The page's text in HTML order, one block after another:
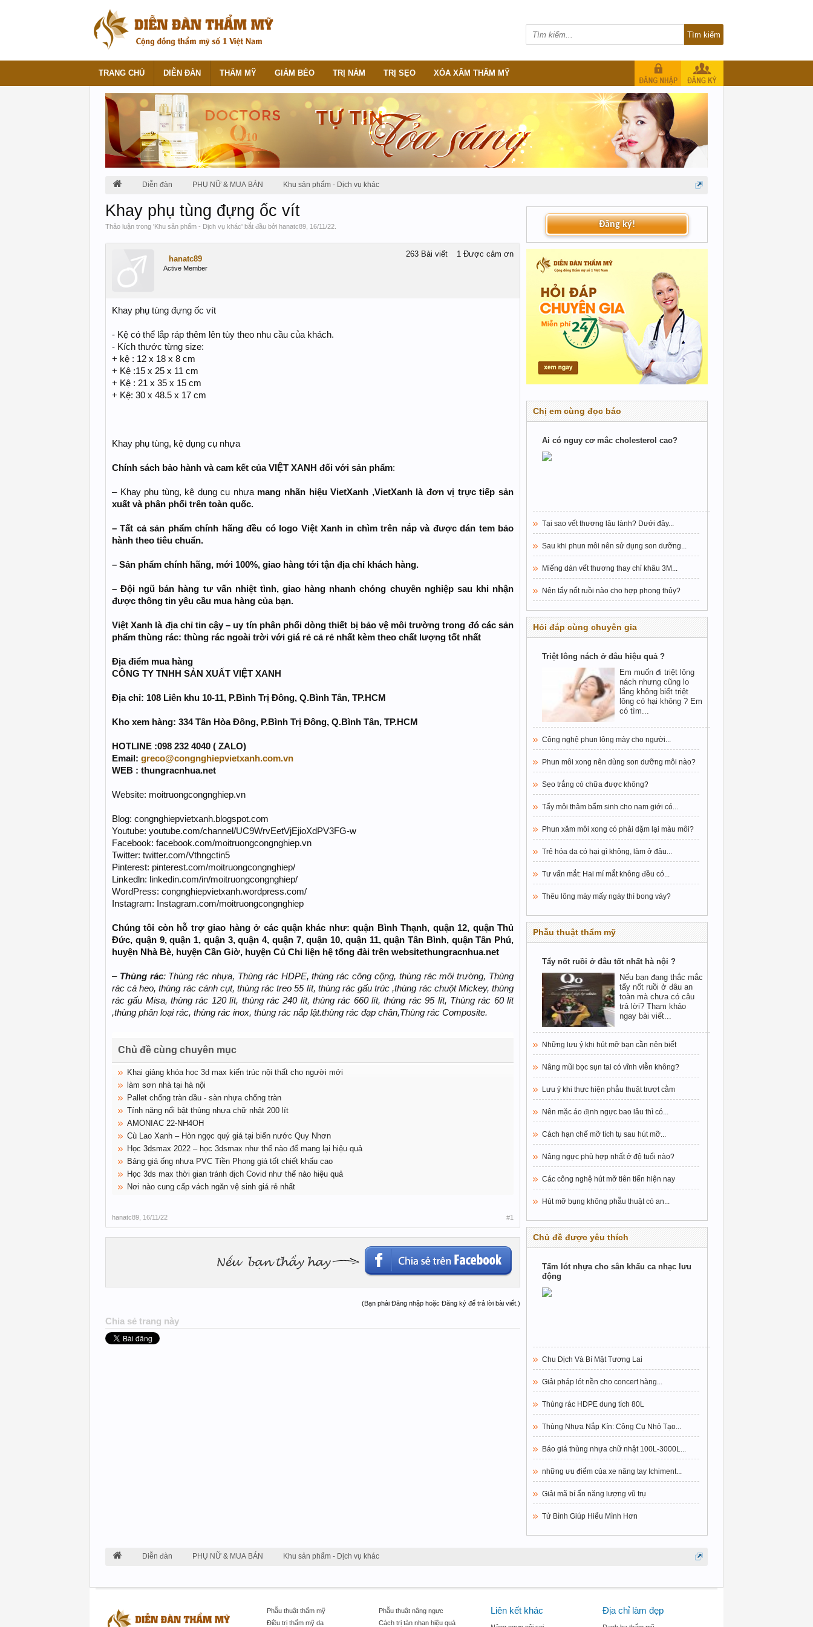
Diễn đàn PHỤ NỮ & MUA BÁN Khu sản phẩm - Dịch vụ khác
Khay phụ tùng đựng ốc vít
Thảo luận trong 'Khu sản phẩm - Dịch vụ khác' bắt đầu bởi hanatc89 16/11/22
hanatc89
Active Member
263 Bài viết 1 Được cảm ơn
Khay phụ tùng đựng ốc vít
- Kệ có thể lắp ráp thêm lên tùy theo nhu cầu của khách.
- Kích thước từng size:
+ kệ : 12 x 18 x 8 cm
+ Kệ :15 x 25 x 11 cm
+ Kệ : 21 x 35 x 15 cm
+ Kệ: 30 x 48.5 x 17 cm
Khay phụ tùng, kệ dụng cụ nhựa
Chính sách bảo hành và cam kết của VIỆT XANH đối với sản phẩm:
– Khay phụ tùng, kệ dụng cụ nhựa mang nhãn hiệu VietXanh ,VietXanh là đơn vị trực tiếp sản
xuất và phân phối trên toàn quốc.
– Tất cả sản phẩm chính hãng đều có logo Việt Xanh in chìm trên nắp và được dán tem bảo
hành theo tiêu chuẩn.
– Sản phẩm chính hãng, mới 100%, giao hàng tới tận địa chỉ khách hàng.
– Đội ngũ bán hàng tư vấn nhiệt tình, giao hàng nhanh chóng chuyên nghiệp sau khi nhận
được thông tin yêu cầu mua hàng của bạn.
Việt Xanh là địa chỉ tin cậy – uy tín phân phối dòng thiết bị bảo vệ môi trường trong đó các sản
phẩm thùng rác: thùng rác ngoài trời với giá rẻ cả rẻ nhất kèm theo chất lượng tốt nhất
Địa điểm mua hàng
CÔNG TY TNHH SẢN XUẤT VIỆT XANH
Địa chỉ: 108 Liên khu 10-11, P.Bình Trị Đông, Q.Bình Tân, TP.HCM
Kho xem hàng: 334 Tân Hòa Đông, P.Bình Trị Đông, Q.Bình Tân, TP.HCM
HOTLINE :098 232 4040 ( ZALO)
Email: greco@congnghiepvietxanh.com.vn
WEB : thungracnhua.net
Website: moitruongcongnghiep.vn
Blog: congnghiepvietxanh.blogspot.com
Youtube: youtube.com/channel/UC9WrvEetVjEjioXdPV3FG-w
Facebook: facebook.com/moitruongcongnghiep.vn
Twitter: twitter.com/Vthngctin5
Pinterest: pinterest.com/moitruongcongnghiep/
Linkedln: linkedin.com/in/moitruongcongnghiep/
WordPress: congnghiepvietxanh.wordpress.com/
Instagram: Instagram.com/moitruongcongnghiep
Chúng tôi còn hỗ trợ giao hàng ở các quận khác như: quận Bình Thạnh, quận 12, quận Thủ
Đức, quận 9, quận 1, quận 3, quận 4, quận 7, quận 10, quận 11, quận Tân Bình, quận Tân Phú,
huyện Nhà Bè, huyện Cần Giờ, huyện Củ Chi liện hệ tổng đài trên websitethungracnhua.net
– Thùng rác: Thùng rác nhựa, Thùng rác HDPE, thùng rác công cộng, thùng rác môi trường, Thùng
rác cá heo, thùng rác cánh cụt, thùng rác treo 55 lít, thùng rác gấu trúc ,thùng rác chuột Mickey, thùng
rác gấu Misa, thùng rác 120 lít, thùng rác 240 lít, thùng rác 660 lít, thùng rác 95 lít, Thùng rác 60 lít
,thùng phân loại rác, thùng rác inox, thùng rác nắp lật.thùng rác đạp chân,Thùng rác Composite.
Chủ đề cùng chuyên mục
Khai giảng khóa học 3d max kiến trúc nội thất cho người mới
làm sơn nhà tại hà nội
Pallet chống tràn dầu - sàn nhựa chống tràn
Tính năng nổi bật thùng nhựa chữ nhật 200 lít
AMONIAC 22-NH4OH
Cù Lao Xanh – Hòn ngọc quý giá tại biển nước Quy Nhơn
Học 3dsmax 2022 – học 3dsmax như thế nào để mang lại hiệu quả
Bảng giá ống nhựa PVC Tiền Phong giá tốt chiết khấu cao
Học 3ds max thời gian tránh dịch Covid như thế nào hiệu quả
Nơi nào cung cấp vách ngăn vệ sinh giá rẻ nhất
hanatc89 16/11/22 #1
(Bạn phải Đăng nhập hoặc Đăng ký để trả lời bài viết.)
Chia sẻ trang này
Đăng ký!
Chị em cùng đọc báo
Ai có nguy cơ mắc cholesterol cao?
Tại sao vết thương lâu lành? Dưới đây...
Sau khi phun môi nên sử dụng son dưỡng...
Miếng dán vết thương thay chỉ khâu 3M...
Nên tẩy nốt ruồi nào cho hợp phong thủy?
Hỏi đáp cùng chuyên gia
Triệt lông nách ở đâu hiệu quả ?
Em muốn đi triệt lông
nách nhưng cũng lo
lắng không biết triệt
lông có hại không ? Em
có tìm...
Công nghệ phun lông mày cho người...
Phun môi xong nên dùng son dưỡng môi nào?
Sẹo trắng có chữa được không?
Tẩy môi thâm bẩm sinh cho nam giới có...
Phun xăm môi xong có phải dặm lại màu môi?
Trẻ hóa da có hại gì không, làm ở đâu...
Tư vấn mắt: Hai mí mắt không đều có...
Thêu lông mày mấy ngày thì bong vảy?
Phẫu thuật thẩm mỹ
Tẩy nốt ruồi ở đâu tốt nhất hà nội ?
Nếu bạn đang thắc mắc
tẩy nốt ruồi ở đâu an
toàn mà chưa có câu
trả lời? Tham khảo
ngay bài viết...
Những lưu ý khi hút mỡ bạn cần nên biết
Nâng mũi bọc sụn tai có vĩnh viễn không?
Lưu ý khi thực hiện phẫu thuật trượt cằm
Nên mặc áo định ngực bao lâu thì có...
Cách hạn chế mỡ tích tụ sau hút mỡ...
Nâng ngực phù hợp nhất ở độ tuổi nào?
Các công nghệ hút mỡ tiên tiến hiện nay
Hút mỡ bụng không phẫu thuật có an...
Chủ đề được yêu thích
Tấm lót nhựa cho sân khấu ca nhạc lưu
động
Chu Dịch Và Bí Mật Tương Lai
Giải pháp lót nền cho concert hàng...
Thùng rác HDPE dung tích 80L
Thùng Nhựa Nắp Kín: Công Cụ Nhỏ Tạo...
Báo giá thùng nhựa chữ nhật 100L-3000L...
những ưu điểm của xe nâng tay Ichiment...
Giải mã bí ẩn năng lượng vũ trụ
Tử Bình Giúp Hiểu Mình Hơn
Diễn đàn PHỤ NỮ & MUA BÁN Khu sản phẩm - Dịch vụ khác
TRANG CHỦ DIỄN ĐÀN THẨM MỸ GIẢM BÉO TRỊ NÁM TRỊ SẸO XÓA XĂM THẨM MỸ
Phẫu thuật thẩm mỹ
Điều trị thẩm mỹ da
Phẫu thuật nâng ngực
Cách trị tàn nhan hiệu quả
Liên kết khác Địa chỉ làm đẹp